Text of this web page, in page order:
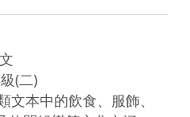
(二)
文本中的飲食、服飾、